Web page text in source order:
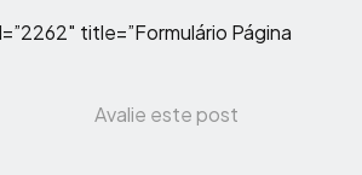
title=”Formulário Página
Avalie este post